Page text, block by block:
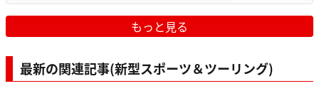
もっと見る
最新の関連記事(新型スポーツ＆ツーリング)